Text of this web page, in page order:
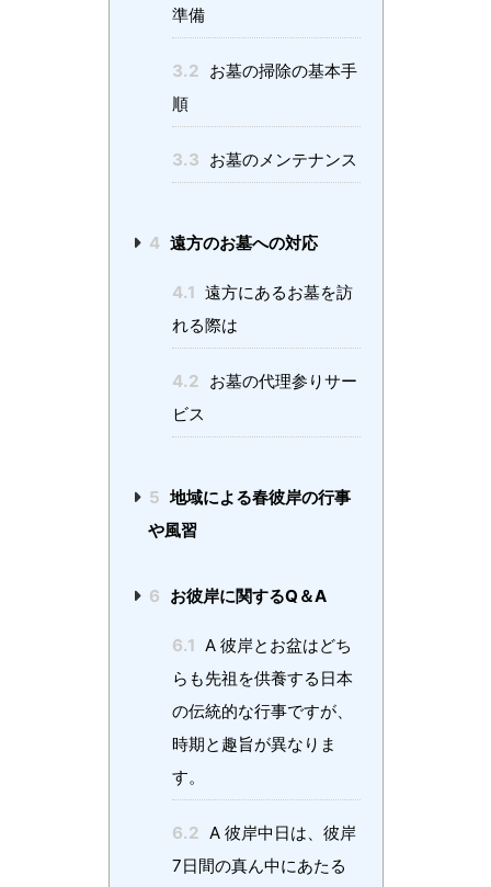
準備
3.2 お墓の掃除の基本手
順
3.3 お墓のメンテナンス
4 遠方のお墓への対応
4.1 遠方にあるお墓を訪
れる際は
4.2 お墓の代理参りサー
ビス
5 地域による春彼岸の行事
や風習
6 お彼岸に関するQ＆A
6.1 A 彼岸とお盆はどち
らも先祖を供養する日本
の伝統的な行事ですが、
時期と趣旨が異なりま
す。
6.2 A 彼岸中日は、彼岸
7日間の真ん中にあたる